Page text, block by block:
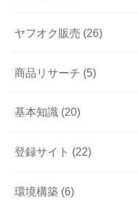
ヤフオク販売 (26)
商品リサーチ (5)
基本知識 (20)
登録サイト (22)
環境構築 (6)